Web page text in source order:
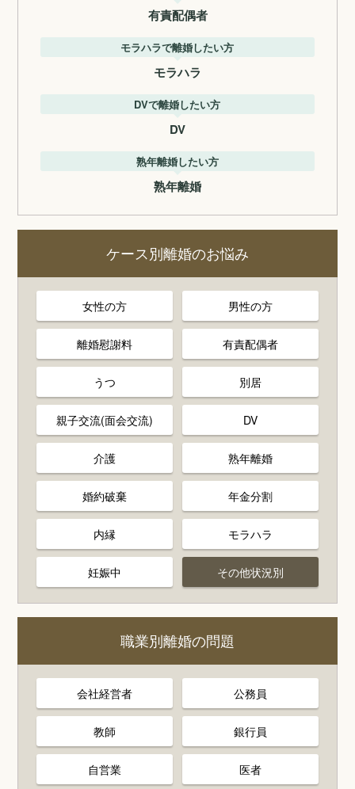
有責配偶者
モラハラで離婚したい方
モラハラ
DVで離婚したい方
DV
熟年離婚したい方
熟年離婚
ケース別離婚のお悩み
女性の方 男性の方
離婚慰謝料 有責配偶者
うつ 別居
親子交流(面会交流) DV
介護 熟年離婚
婚約破棄 年金分割
内縁 モラハラ
妊娠中 その他状況別
職業別離婚の問題
会社経営者 公務員
教師 銀行員
自営業 医者